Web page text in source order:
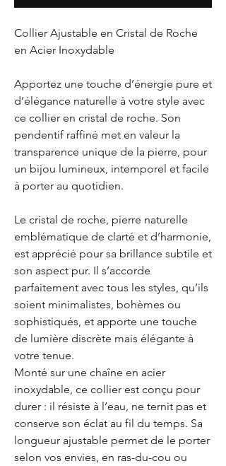
Collier Ajustable en Cristal de Roche
en Acier Inoxydable
Apportez une touche d’énergie pure et
d’élégance naturelle à votre style avec
ce collier en cristal de roche. Son
pendentif raffiné met en valeur la
transparence unique de la pierre, pour
un bijou lumineux, intemporel et facile
à porter au quotidien.
Le cristal de roche, pierre naturelle
emblématique de clarté et d’harmonie,
est apprécié pour sa brillance subtile et
son aspect pur. Il s’accorde
parfaitement avec tous les styles, qu’ils
soient minimalistes, bohèmes ou
sophistiqués, et apporte une touche
de lumière discrète mais élégante à
votre tenue.
Monté sur une chaîne en acier
inoxydable, ce collier est conçu pour
durer : il résiste à l’eau, ne ternit pas et
conserve son éclat au fil du temps. Sa
longueur ajustable permet de le porter
selon vos envies, en ras-du-cou ou